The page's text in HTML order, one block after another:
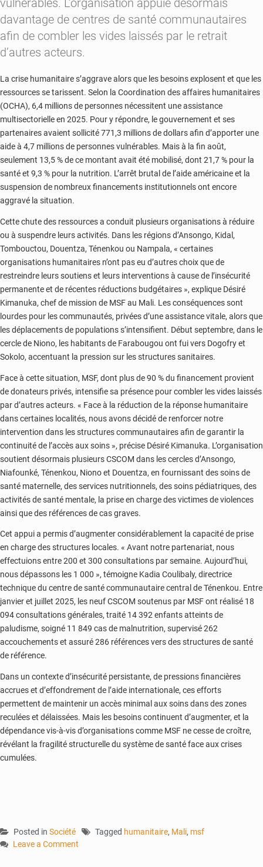
vulnérables. L’organisation appuie désormais
davantage de centres de santé communautaires
afin de combler les vides laissés par le retrait
d’autres acteurs.
La crise humanitaire s’aggrave alors que les besoins explosent et que les
ressources se tarissent. Selon la Coordination des affaires humanitaires
(OCHA), 6,4 millions de personnes nécessitent une assistance
multisectorielle en 2025. Pour y répondre, le gouvernement et ses
partenaires avaient sollicité 771,3 millions de dollars afin d’apporter une
aide à 4,7 millions de personnes vulnérables. Mais à la fin août,
seulement 13,5 % de ce montant avait été mobilisé, dont 21,7 % pour la
santé et 9,3 % pour la nutrition. L’arrêt brutal de l’aide américaine et la
suspension de nombreux financements institutionnels ont encore
aggravé la situation.
Cette chute des ressources a conduit plusieurs organisations à réduire
ou à suspendre leurs activités. Dans les régions d’Ansongo, Kidal,
Tombouctou, Douentza, Ténenkou ou Nampala, « certaines
organisations humanitaires n’ont pas eu d’autres choix que de
restreindre leurs soutiens et leurs interventions à cause de l’insécurité
permanente et de récentes réductions budgétaires », explique Désiré
Kimanuka, chef de mission de MSF au Mali. Les conséquences sont
lourdes pour les communautés, privées d’une assistance vitale, alors que
les déplacements de populations s’intensifient. Début septembre, dans le
cercle de Niono, les habitants de Farabougou ont fui vers Dogofry et
Sokolo, accentuant la pression sur les structures sanitaires.
Face à cette situation, MSF, dont plus de 90 % du financement provient
de donateurs privés, intensifie sa présence pour combler les vides laissés
par d’autres acteurs. « Face à la réduction de la réponse humanitaire
dans certaines localités, nous avons décidé de renforcer notre
intervention dans les structures communautaires afin de garantir la
continuité de l’accès aux soins », précise Désiré Kimanuka. L’organisation
soutient désormais plusieurs CSCOM dans les cercles d’Ansongo,
Niafounké, Ténenkou, Niono et Douentza, en fournissant des soins de
santé maternelle, des services nutritionnels, des soins pédiatriques, des
activités de santé mentale, la prise en charge des victimes de violences
ainsi que des références de cas graves.
Cet appui a permis d’augmenter considérablement la capacité de prise
en charge des structures locales. « Avant notre partenariat, nous
effectuions entre 200 et 300 consultations par semaine. Aujourd’hui,
nous dépassons les 1 000 », témoigne Kadia Coulibaly, directrice
technique du centre de santé communautaire central de Ténenkou. Entre
janvier et juillet 2025, les neuf CSCOM soutenus par MSF ont réalisé 18
094 consultations générales, traité 14 392 enfants atteints de
paludisme, soigné 11 849 cas de malnutrition, supervisé 262
accouchements et assuré 286 références vers des structures de santé
de référence.
Dans un contexte d’insécurité persistante, de pressions financières
accrues et d’effondrement de l’aide internationale, ces efforts
permettent de maintenir un accès minimal aux soins dans des zones
reculées et délaissées. Mais les besoins continuent d’augmenter, et la
dépendance vis-à-vis d’organisations comme MSF ne cesse de croître,
révélant la fragilité structurelle du système de santé face aux crises
cumulées.
Posted in Société Tagged humanitaire, Mali, msf
Leave a Comment